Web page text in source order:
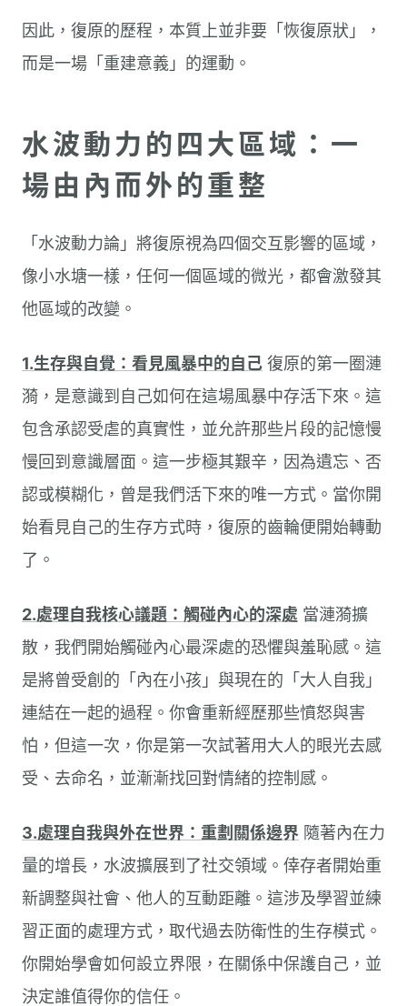
因此，復原的歷程，本質上並非要「恢復原狀」，
而是一場「重建意義」的運動。
水波動力的四大區域：一
場由內而外的重整
「水波動力論」將復原視為四個交互影響的區域，
像小水塘一樣，任何一個區域的微光，都會激發其
他區域的改變。
1.生存與自覺：看見風暴中的自己 復原的第一圈漣
漪，是意識到自己如何在這場風暴中存活下來。這
包含承認受虐的真實性，並允許那些片段的記憶慢
慢回到意識層面。這一步極其艱辛，因為遺忘、否
認或模糊化，曾是我們活下來的唯一方式。當你開
始看見自己的生存方式時，復原的齒輪便開始轉動
了。
2.處理自我核心議題：觸碰內心的深處 當漣漪擴
散，我們開始觸碰內心最深處的恐懼與羞恥感。這
是將曾受創的「內在小孩」與現在的「大人自我」
連結在一起的過程。你會重新經歷那些憤怒與害
怕，但這一次，你是第一次試著用大人的眼光去感
受、去命名，並漸漸找回對情緒的控制感。
3.處理自我與外在世界：重劃關係邊界 隨著內在力
量的增長，水波擴展到了社交領域。倖存者開始重
新調整與社會、他人的互動距離。這涉及學習並練
習正面的處理方式，取代過去防衛性的生存模式。
你開始學會如何設立界限，在關係中保護自己，並
決定誰值得你的信任。